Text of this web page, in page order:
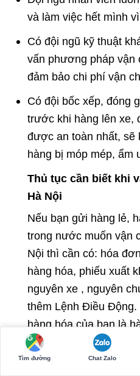
và làm việc hết mình
Có đội ngũ kỹ thuật
vấn phương pháp vận
đảm bảo chi phí vận
Có đội bốc xếp, đóng
trước khi hàng lên xe,
được an toàn nhất,
hàng bị móp mép, ẩm
Thủ tục cần biết khi
Hà Nội
Nếu bạn gửi hàng lẻ,
trong nước muốn vận
Nội thì cần có: hóa
hàng hóa, phiếu xuất
nguyên xe , nguyên
thêm Lệnh Điều
hàng hóa của bạn là
hoặc hàng chuyển
lẻ chưa có hóa đơn
Tìm đường Chat Zalo